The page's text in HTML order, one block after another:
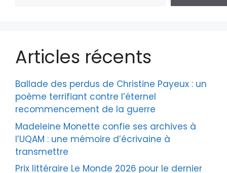
Articles récents
Ballade des perdus de Christine Payeux : un
poème terrifiant contre l’éternel
recommencement de la guerre
Madeleine Monette confie ses archives à
l’UQAM : une mémoire d’écrivaine à
transmettre
Prix littéraire Le Monde 2026 pour le dernier